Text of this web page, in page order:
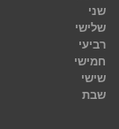
שני
שלישי
רביעי
חמישי
שישי
שבת